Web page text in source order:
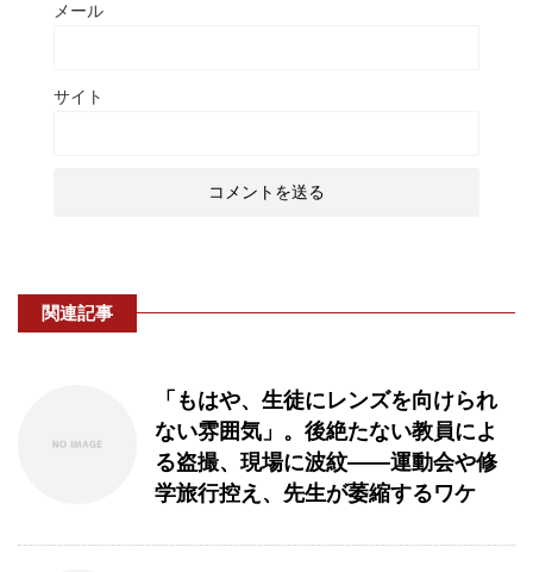
メール
サイト
関連記事
「もはや、生徒にレンズを向けられ
ない雰囲気」。後絶たない教員によ
る盗撮、現場に波紋――運動会や修
学旅行控え、先生が萎縮するワケ